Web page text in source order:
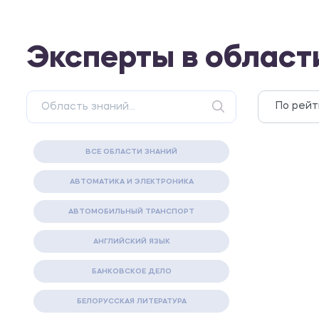
Эксперты в
ВСЕ ОБЛАСТИ ЗНАНИЙ
АВТОМАТИКА И ЭЛЕКТРОНИКА
АВТОМОБИЛЬНЫЙ ТРАНСПОРТ
АНГЛИЙСКИЙ ЯЗЫК
БАНКОВСКОЕ ДЕЛО
БЕЛОРУССКАЯ ЛИТЕРАТУРА